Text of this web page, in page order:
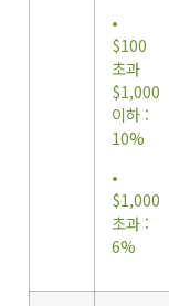
•
$100
초과
$1,000
이하 :
10%
•
$1,000
초과 :
6%